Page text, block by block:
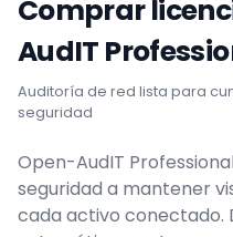
Comprar
AudIT
Auditoría de red lista para
seguridad
Open-AudIT
seguridad a mantener
cada activo conectado.